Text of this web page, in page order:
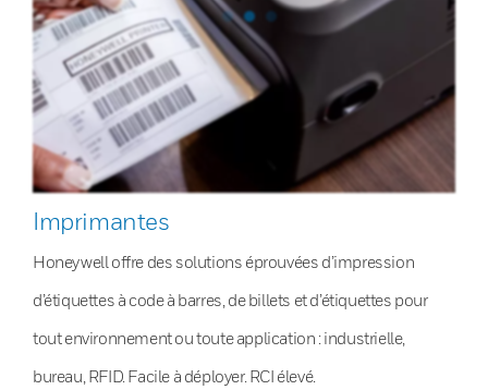
Imprimantes
Honeywell offre des solutions éprouvées d’impression
d’étiquettes à code à barres, de billets et d’étiquettes pour
tout environnement ou toute application : industrielle,
bureau, RFID. Facile à déployer. RCI élevé.